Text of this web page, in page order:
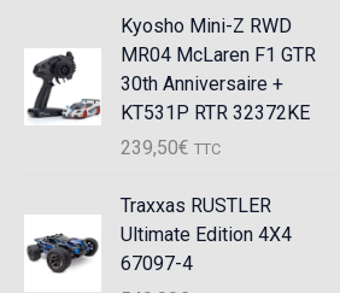
Kyosho Mini-Z RWD
MR04 McLaren F1 GTR
30th Anniversaire +
KT531P RTR 32372KE
239,50€ TTC
Traxxas RUSTLER
Ultimate Edition 4X4
67097-4